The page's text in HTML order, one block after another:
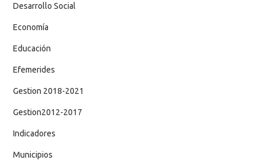
Desarrollo Social
Economía
Educación
Efemerides
Gestion 2018-2021
Gestion2012-2017
Indicadores
Municipios